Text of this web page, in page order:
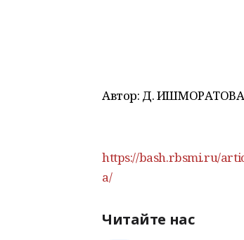
Автор: Д.
https://bash.rbsmi.ru/
a/
Читайте нас